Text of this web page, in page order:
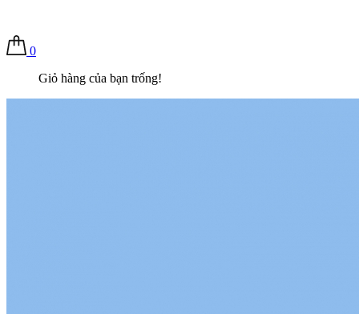
0
Giỏ hàng của bạn trống!